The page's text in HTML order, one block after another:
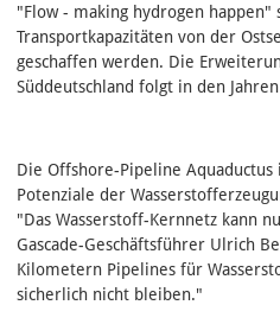
"Flow - making hydrogen happen"
Transportkapazitäten von der
geschaffen werden. Die
Süddeutschland folgt in den
Die Offshore-Pipeline
Potenziale der
"Das Wasserstoff-Kernnetz kann
Gascade-Geschäftsführer Ulrich
Kilometern Pipelines für
sicherlich nicht bleiben."